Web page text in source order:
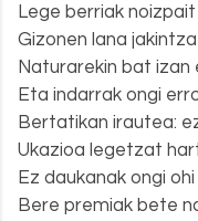
Lege berriak
Gizonen lana
Naturarekin bat
Eta indarrak ongi
Bertatikan irautea:
Ukazioa legetzat
Ez daukanak ongi
Bere premiak bete